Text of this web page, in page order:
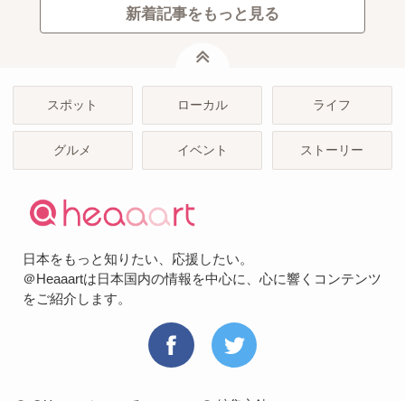
新着記事をもっと見る
スポット ローカル ライフ
グルメ イベント ストーリー
日本をもっと知りたい、応援したい。
＠Heaaartは日本国内の情報を中心に、心に響くコンテンツ
をご紹介します。